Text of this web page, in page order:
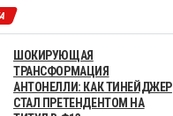
ШОКИРУЮЩАЯ
ТРАНСФОРМАЦИЯ
АНТОНЕЛЛИ: КАК ТИНЕЙДЖЕР
СТАЛ ПРЕТЕНДЕНТОМ НА